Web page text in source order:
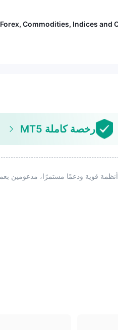
Forex, Commodities, Indices and
رخصة كاملة MT5